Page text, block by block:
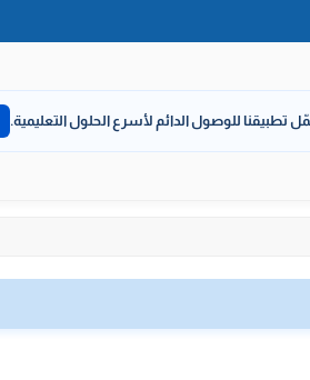
تطبيقنا للوصول الدائم لأسرع الحلول التعليمية.